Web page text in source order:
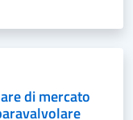
di mercato